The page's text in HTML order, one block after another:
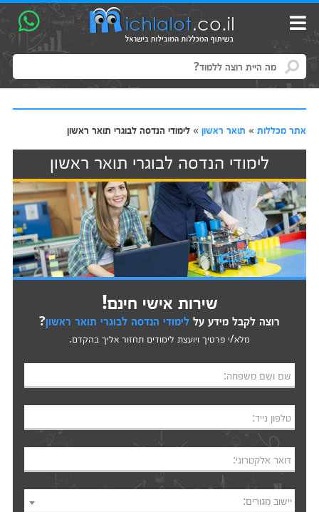
אתר מכללות» תואר ראשון» לימודי הנדסה לבוגרי תואר ראשון
לימודי הנדסה לבוגרי תואר ראשון
שירות אישי חינם!
רוצה לקבל מידע על לימודי הנדסה לבוגרי תואר ראשון?
מלא/י פרטיך ויועצת לימודים תחזור אליך בהקדם.
שם ושם משפחה:
טלפון נייד:
דואר אלקטרוני:
יישוב מגורים: